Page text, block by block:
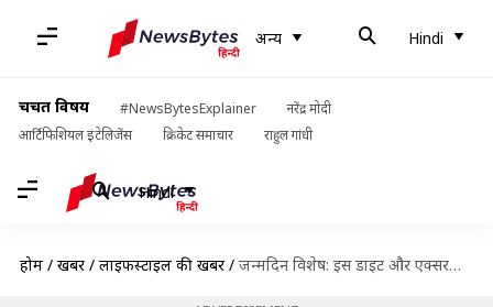
अन्य Hindi
चर्चित विषय #NewsBytesExplainer
नरेंद्र मोदी
आर्टिफिशियल इंटेलिजेंस
क्रिकेट समाचार राहुल गांधी
Hindi
होम / खबरें / लाइफस्टाइल की खबरें / जन्मदिन विशेष: इस डाइट और एक्सरसाइज से फिट रहती हैं कैटरीना कैफ, जानें फिटनेस का राज